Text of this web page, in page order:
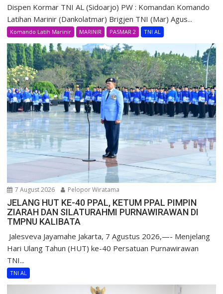
Dispen Kormar TNI AL (Sidoarjo) PW : Komandan Komando
Latihan Marinir (Dankolatmar) Brigjen TNI (Mar) Agus...
Komando Latih Marinir MARINIR PASMAR 2 TNI AL
7 August 2026 Pelopor Wiratama
JELANG HUT KE-40 PPAL, KETUM PPAL PIMPIN
ZIARAH DAN SILATURAHMI PURNAWIRAWAN DI
TMPNU KALIBATA
​ Jalesveva Jayamahe Jakarta, 7 Agustus 2026,—- Menjelang
Hari Ulang Tahun (HUT) ke-40 Persatuan Purnawirawan
TNI...
TNI AL